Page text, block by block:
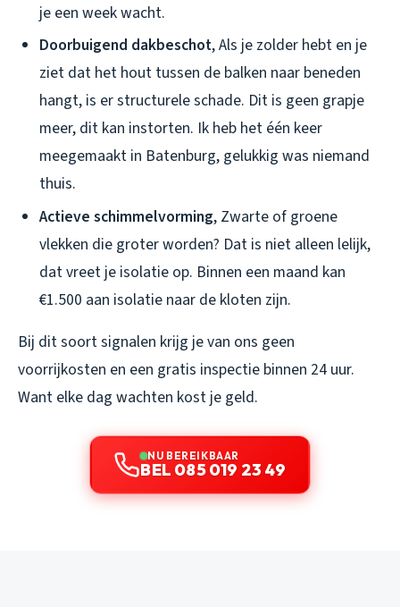
je een week wacht.
Doorbuigend dakbeschot, Als je zolder hebt en je
ziet dat het hout tussen de balken naar beneden
hangt, is er structurele schade. Dit is geen grapje
meer, dit kan instorten. Ik heb het één keer
meegemaakt in Batenburg, gelukkig was niemand
thuis.
Actieve schimmelvorming, Zwarte of groene
vlekken die groter worden? Dat is niet alleen lelijk,
dat vreet je isolatie op. Binnen een maand kan
€1.500 aan isolatie naar de kloten zijn.
Bij dit soort signalen krijg je van ons geen
voorrijkosten en een gratis inspectie binnen 24 uur.
Want elke dag wachten kost je geld.
NU BEREIKBAAR
BEL 085 019 23 49